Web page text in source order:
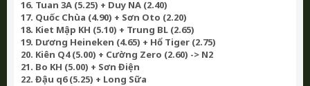
16. Tuan 3A (5.25) + Duy NA (2.40)
17. Quốc Chùa (4.90) + Sơn Oto (2.20)
18. Kiet Mập KH (5.10) + Trung BL (2.65)
19. Dương Heineken (4.65) + Hổ Tiger (2.75)
20. Kiên Q4 (5.00) + Cường Zero (2.60) -> N2
21. Bo KH (5.00) + Sơn Điện
22. Đậu q6 (5.25) + Long Sữa